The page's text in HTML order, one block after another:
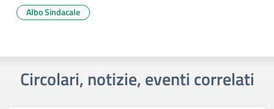
Albo Sindacale
Circolari, notizie, eventi correlati